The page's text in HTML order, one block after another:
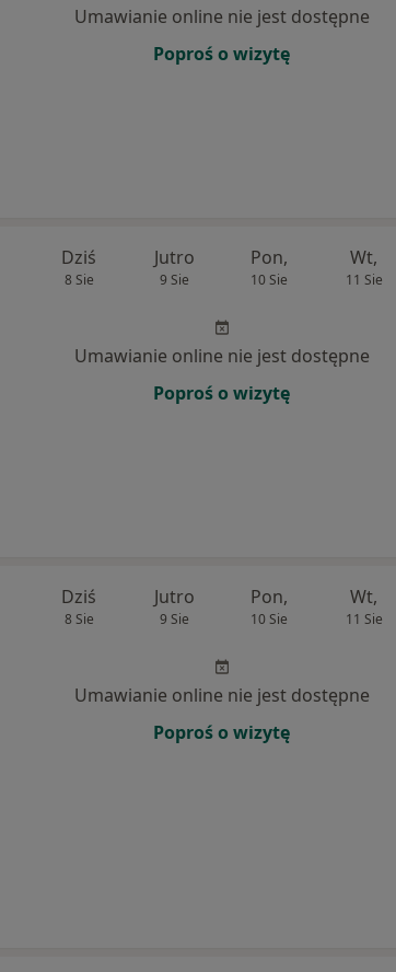
Umawianie online nie jest dostępne
Poproś o wizytę
Dziś
8 Sie
Jutro
9 Sie
Pon,
10 Sie
Wt,
11 Sie
Umawianie online nie jest dostępne
Poproś o wizytę
Dziś
8 Sie
Jutro
9 Sie
Pon,
10 Sie
Wt,
11 Sie
Umawianie online nie jest dostępne
Poproś o wizytę